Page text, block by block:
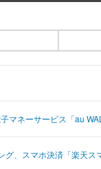
ショ
エン
マネーサービス「au
グ、スマホ決済「楽天ス